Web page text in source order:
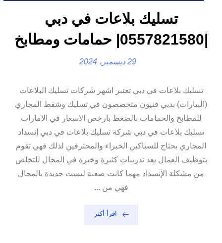
تسليك بلاعات في دبي
|0557821580| حمامات ومطابخ
29 ديسمبر، 2024
تسليك بلاعات في دبي تعتبر اشهر شركات تسليك البلاعات
(البيارات) بدبي فنيون متخصصون في تسليك وشفط المجاري
للمطابخ والحمامات بالضغط بارخص الاسعار في الامارات
تسليك بلاعات في دبي شركة تسليك بلاعات في دبي إنسداد
المجاري يحتاج للسباكين الخبراء والمحترفين لذلك فهي تقوم
بتوظيف العمال بعد تدريبات كثيرة وخبرة في المجال للتخلص
من مشكلة الإنسداد مهما كانت صعبة ليست جديدة بالمجال
فهي من ...
اقرأ أكثر